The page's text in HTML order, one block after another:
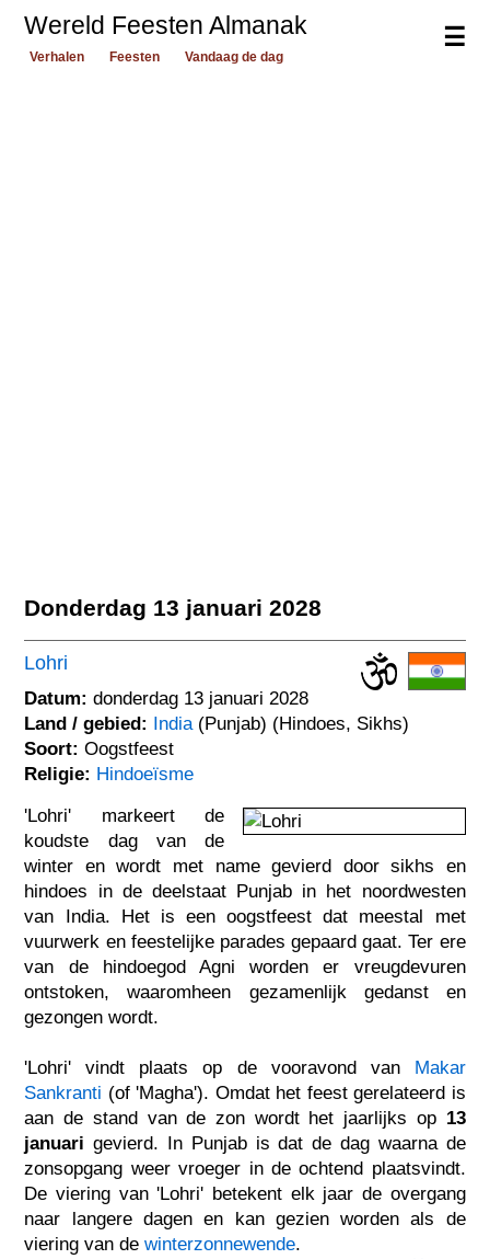
☰
Wereld Feesten Almanak
Verhalen Feesten Vandaag de dag
Donderdag 13 januari 2028
Lohri
Datum: donderdag 13 januari 2028
Land / gebied: India (Punjab) (Hindoes, Sikhs)
Soort: Oogstfeest
Religie: Hindoeïsme
'Lohri' markeert de
koudste dag van de
winter en wordt met name gevierd door sikhs en
hindoes in de deelstaat Punjab in het noordwesten
van India. Het is een oogstfeest dat meestal met
vuurwerk en feestelijke parades gepaard gaat. Ter ere
van de hindoegod Agni worden er vreugdevuren
ontstoken, waaromheen gezamenlijk gedanst en
gezongen wordt.
'Lohri' vindt plaats op de vooravond van Makar
Sankranti (of 'Magha'). Omdat het feest gerelateerd is
aan de stand van de zon wordt het jaarlijks op 13
januari gevierd. In Punjab is dat de dag waarna de
zonsopgang weer vroeger in de ochtend plaatsvindt.
De viering van 'Lohri' betekent elk jaar de overgang
naar langere dagen en kan gezien worden als de
viering van dewinterzonnewende.